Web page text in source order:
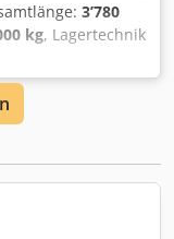
3’780
kg, Lagertechnik
Sasx Agtjr Baujahr